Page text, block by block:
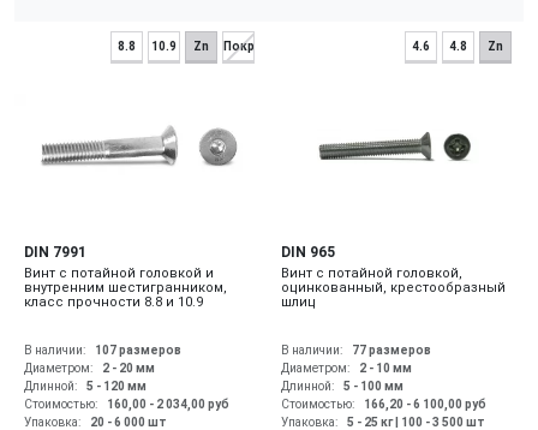
8.8 10.9 Zn Покр
DIN 7991
Винт с потайной головкой и
внутренним шестигранником,
класс прочности 8.8 и 10.9
В наличии:
107 размеров
Диаметром:
2 - 20 мм
Длинной:
5 - 120 мм
Стоимостью:
160,00 - 2 034,00 руб
Упаковка:
20 - 6 000 шт
4.6 4.8 Zn
DIN 965
Винт с потайной головкой,
оцинкованный, крестообразный
шлиц
В наличии:
77 размеров
Диаметром:
2 - 10 мм
Длинной:
5 - 100 мм
Стоимостью:
166,20 - 6 100,00 руб
Упаковка:
5 - 25 кг | 100 - 3 500 шт